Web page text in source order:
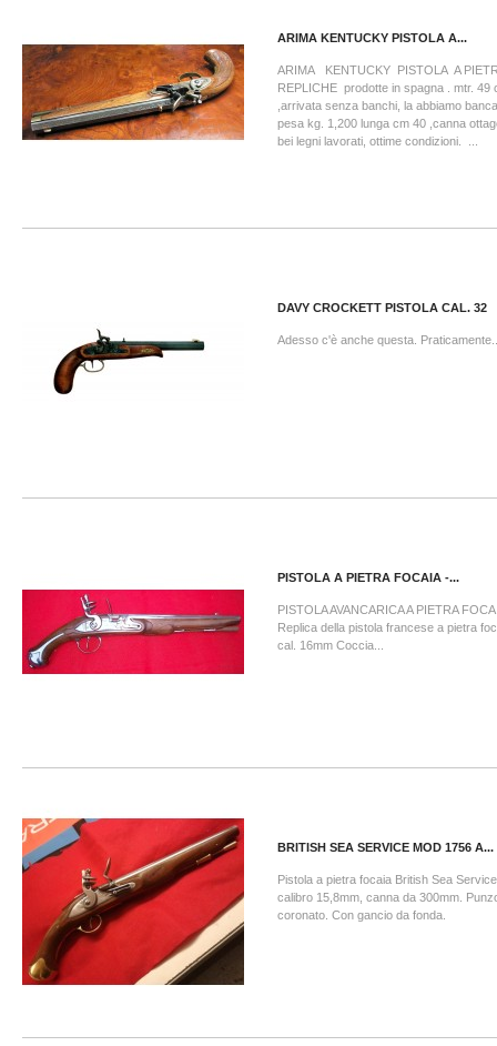
ARIMA KENTUCKY PISTOLA A...
ARIMA KENTUCKY PISTOLA A
REPLICHE prodotte in spagna . mtr. 49
,arrivata senza banchi, la abbiamo
pesa kg. 1,200 lunga cm 40 ,canna
bei legni lavorati, ottime condizioni. ...
DAVY CROCKETT PISTOLA CAL. 32
Adesso c'è anche questa.
PISTOLA A PIETRA FOCAIA -...
PISTOLA AVANCARICA A PIETRA
Replica della pistola francese a pietra
cal. 16mm Coccia...
BRITISH SEA SERVICE MOD 1756 A...
Pistola a pietra focaia British Sea
calibro 15,8mm, canna da 300mm.
coronato. Con gancio da fonda.